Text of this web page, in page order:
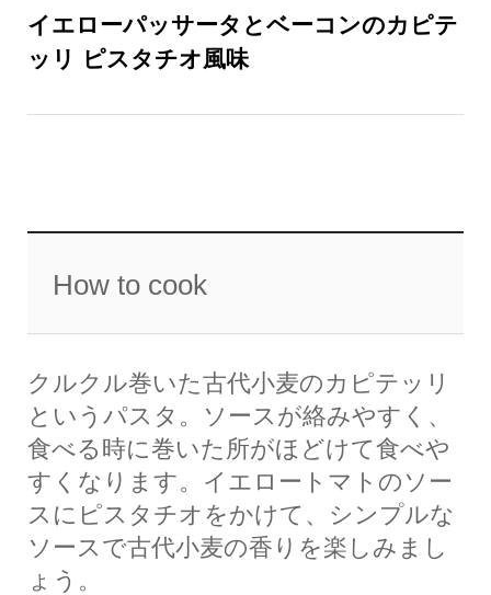
イエローパッサータとベーコンのカピテ
ッリ ピスタチオ風味
How to cook
クルクル巻いた古代小麦のカピテッリ
というパスタ。ソースが絡みやすく、
食べる時に巻いた所がほどけて食べや
すくなります。イエロートマトのソー
スにピスタチオをかけて、シンプルな
ソースで古代小麦の香りを楽しみまし
ょう。